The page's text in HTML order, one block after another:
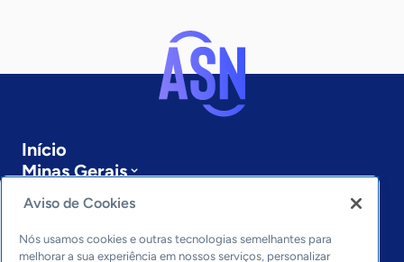
Início
Minas Gerais
Sobre a ASN
Últimas notícias
Entre em contato
Editorias
Aviso de Cookies
Nós usamos cookies e outras tecnologias semelhantes para
melhorar a sua experiência em nossos serviços, personalizar